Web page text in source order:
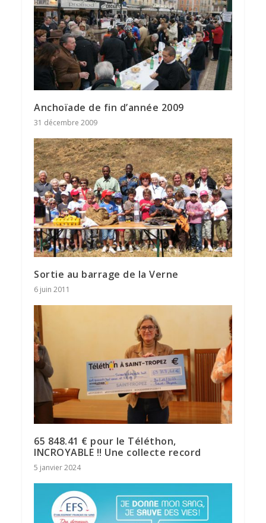
Anchoïade de fin d’année 2009
31 décembre 2009
Sortie au barrage de la Verne
6 juin 2011
65 848.41 € pour le Téléthon,
INCROYABLE !! Une collecte record
5 janvier 2024